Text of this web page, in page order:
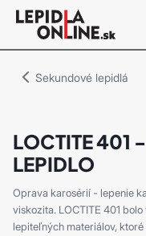
Priemyselné
lepidlá
Sekundové lepidlá
LOCTITE 401
LEPIDLO
Oprava karosérií - lepenie
viskozita. LOCTITE 401
lepiteľných materiálov,